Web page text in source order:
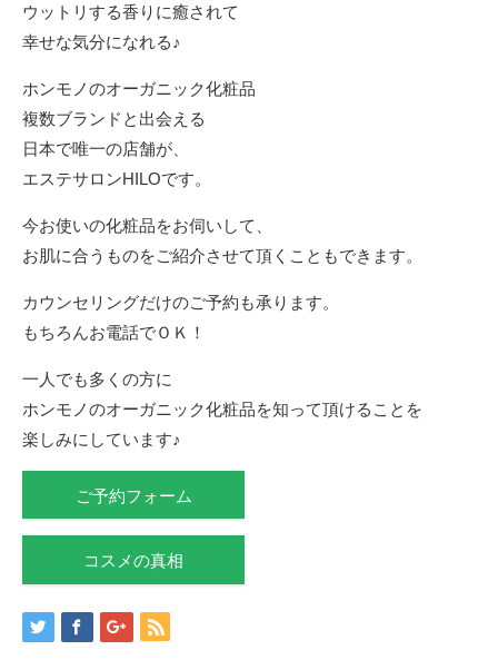
ウットリする香りに癒されて
幸せな気分になれる♪
ホンモノのオーガニック化粧品
複数ブランドと出会える
日本で唯一の店舗が、
エステサロンHILOです。
今お使いの化粧品をお伺いして、
お肌に合うものをご紹介させて頂くこともできます。
カウンセリングだけのご予約も承ります。
もちろんお電話でＯＫ！
一人でも多くの方に
ホンモノのオーガニック化粧品を知って頂けることを
楽しみにしています♪
ご予約フォーム
コスメの真相